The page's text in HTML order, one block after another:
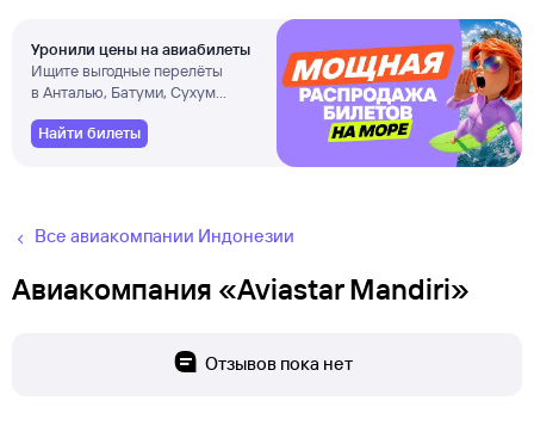
Уронили цены на авиабилеты
Ищите выгодные перелёты
в Анталью, Батуми, Сухум
Найти билеты
Все авиакомпании Индонезии
Авиакомпания «Aviastar Mandiri»
Отзывов пока нет